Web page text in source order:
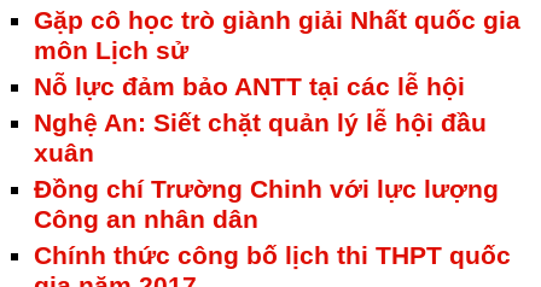
Gặp cô học trò giành giải Nhất quốc gia
môn Lịch sử
Nỗ lực đảm bảo ANTT tại các lễ hội
Nghệ An: Siết chặt quản lý lễ hội đầu
xuân
Đồng chí Trường Chinh với lực lượng
Công an nhân dân
Chính thức công bố lịch thi THPT quốc